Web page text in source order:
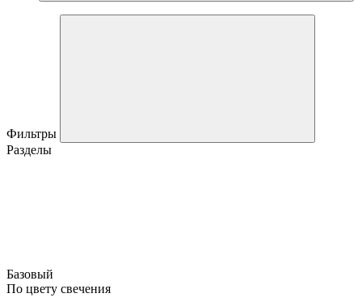
Фильтры
Разделы
Базовый
По цвету свечения